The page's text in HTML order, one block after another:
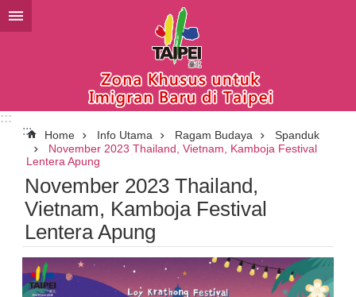
Lompat ke blok konten utama
:::
:::
Home Info Utama Ragam Budaya
Spanduk
November 2023 Thailand, Vietnam, Kamboja Festival
Lentera Apung
November 2023 Thailand,
Vietnam, Kamboja Festival
Lentera Apung